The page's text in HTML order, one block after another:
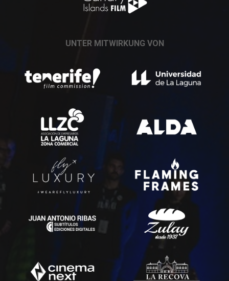
UNTER MITWIRKUNG VON